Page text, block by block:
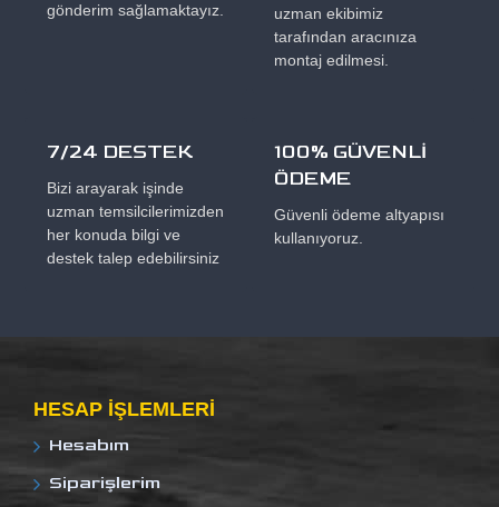
gönderim sağlamaktayız.
uzman ekibimiz
tarafından aracınıza
montaj edilmesi.
7/24 DESTEK
Bizi arayarak işinde
uzman temsilcilerimizden
her konuda bilgi ve
destek talep edebilirsiniz
100% GÜVENLİ
ÖDEME
Güvenli ödeme altyapısı
kullanıyoruz.
HESAP IŞLEMLERI
Hesabım
Siparişlerim